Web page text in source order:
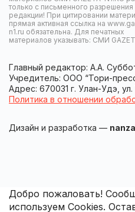
только с письменного разрешения
редакции! При цитировании
прямая активная ссылка на
n1.ru обязательна. Для печатных
материалов указывать: СМИ
Главный редактор: А.А.
Учредитель: ООО “Тори-
Адрес: 670031 г. Улан-Удэ,
Политика в отношении
Дизайн и разработка —
Добро пожаловать!
используем Cookies.